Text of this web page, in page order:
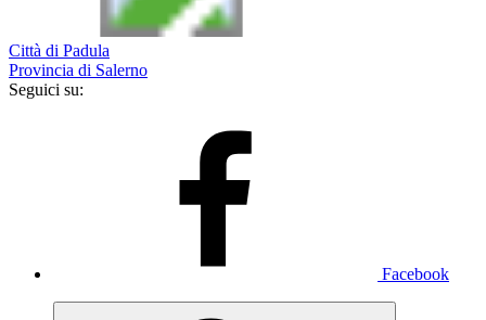
Città di Padula
Provincia di Salerno
Seguici su:
Facebook